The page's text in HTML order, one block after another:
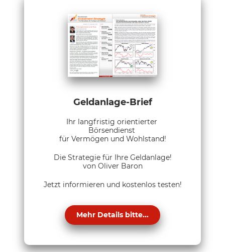
Geldanlage-Brief
Ihr langfristig orientierter
Börsendienst
für Vermögen und Wohlstand!
Die Strategie für Ihre Geldanlage!
von Oliver Baron
Jetzt informieren und kostenlos testen!
Mehr Details bitte...